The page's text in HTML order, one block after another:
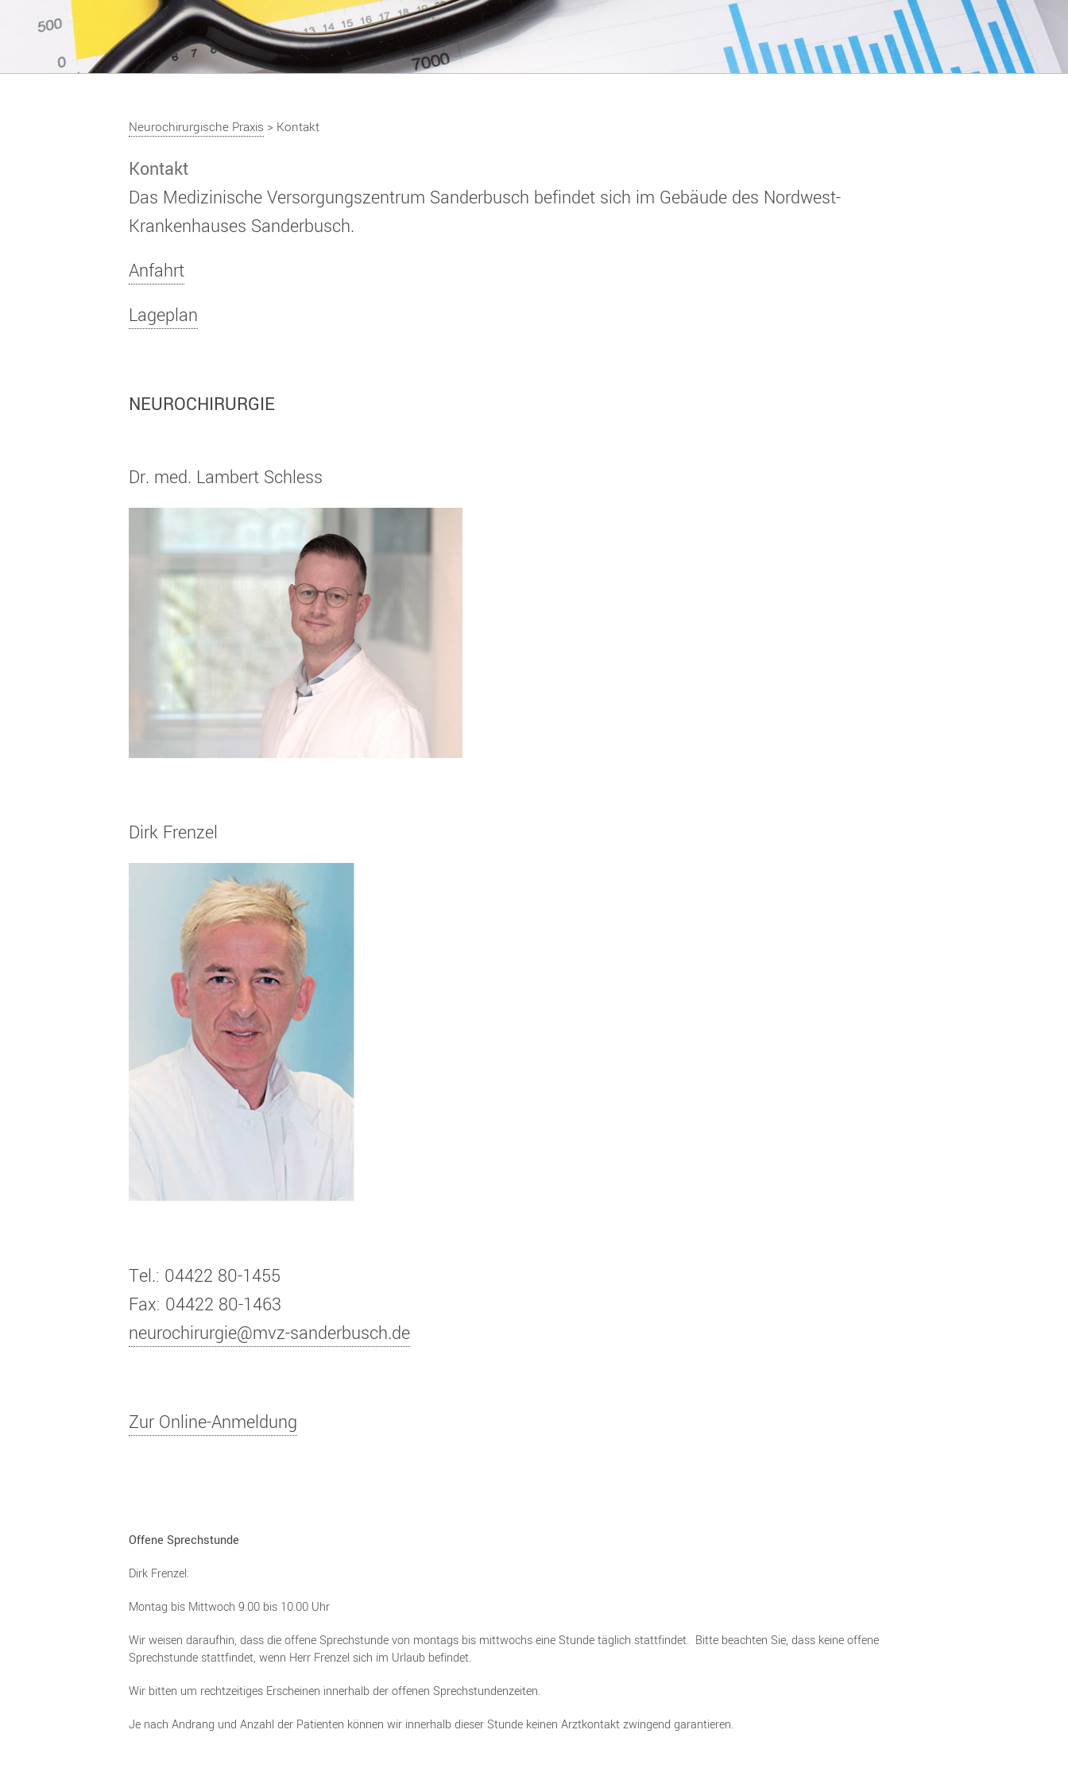
Neurochirurgische Praxis > Kontakt
Kontakt
Das Medizinische Versorgungszentrum Sanderbusch befindet sich im Gebäude des Nordwest-
Krankenhauses Sanderbusch.
Anfahrt
Lageplan
NEUROCHIRURGIE
Dr. med. Lambert Schless
Dirk Frenzel
Tel.: 04422 80-1455
Fax: 04422 80-1463
neurochirurgie@mvz-sanderbusch.de
Zur Online-Anmeldung
Offene Sprechstunde
Dirk Frenzel:
Montag bis Mittwoch 9.00 bis 10.00 Uhr
Wir weisen daraufhin, dass die offene Sprechstunde von montags bis mittwochs eine Stunde täglich stattfindet. Bitte beachten Sie, dass keine offene
Sprechstunde stattfindet, wenn Herr Frenzel sich im Urlaub befindet.
Wir bitten um rechtzeitiges Erscheinen innerhalb der offenen Sprechstundenzeiten.
Je nach Andrang und Anzahl der Patienten können wir innerhalb dieser Stunde keinen Arztkontakt zwingend garantieren.